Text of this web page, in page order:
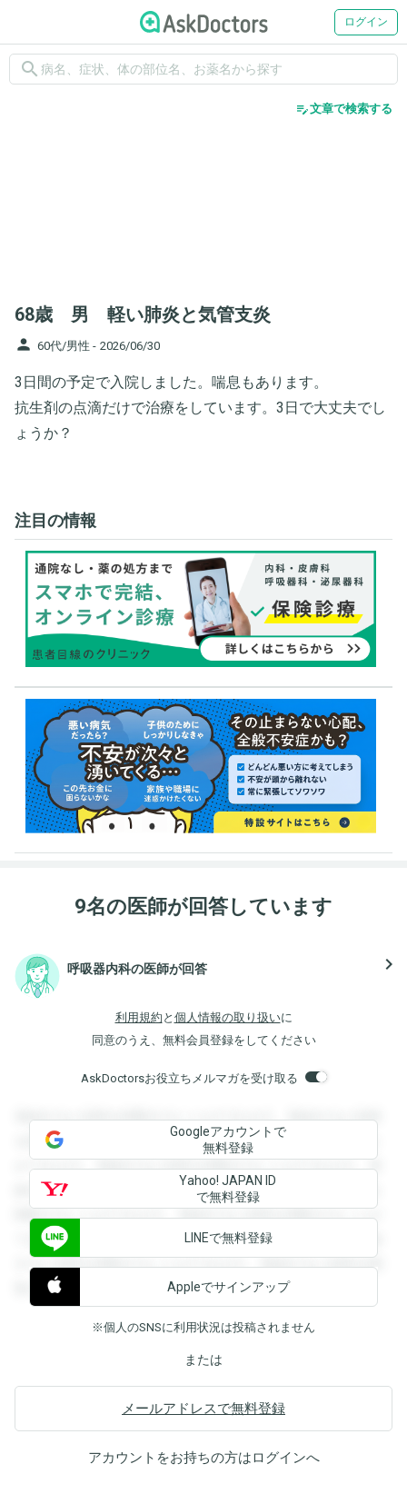
ログイン
search
edit_note文章で検索する
68歳 男 軽い肺炎と気管支炎
person 60代/男性 - 2026/06/30
3日間の予定で入院しました。喘息もあります。
抗生剤の点滴だけで治療をしています。3日で大丈夫でし
ょうか？
注目の情報
9名の医師が回答しています
呼吸器内科の医師が回答 navigate_next
利用規約 と 個人情報の取り扱いに
同意のうえ、無料会員登録をしてください
AskDoctorsお役立ちメルマガを受け取る
登録すると回答を閲覧することができます。登録すると回答
を閲覧することができます。登録すると回答を閲覧すること
ができます。登録すると回答を閲覧することができます。登
録すると回答を閲覧することができます。登録すると回答を
閲覧することができます。登録すると回答を閲覧することが
できます。登録すると回答を閲覧することができます。登録
すると回答を閲覧することができます。登録すると回答を閲
覧することができます。
Googleアカウントで
無料登録
Yahoo! JAPAN ID
で無料登録
LINEで無料登録
Appleでサインアップ
※個人のSNSに利用状況は投稿されません
または
メールアドレスで無料登録
アカウントをお持ちの方はログインへ